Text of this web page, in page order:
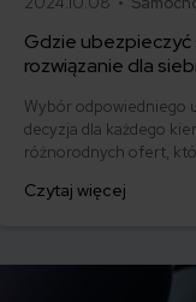
Gdzie
rozwiązanie dla
Wybór odpowiedniego
decyzja dla każdego
różnorodnych ofert,
które łączą w pełną
Czytaj więcej